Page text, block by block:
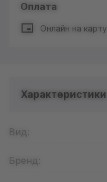
Оплата
Онлайн на карту
Характеристики
Вид:
Бренд: